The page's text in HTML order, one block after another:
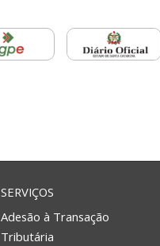
SERVIÇOS
Adesão à Transação
Tributária